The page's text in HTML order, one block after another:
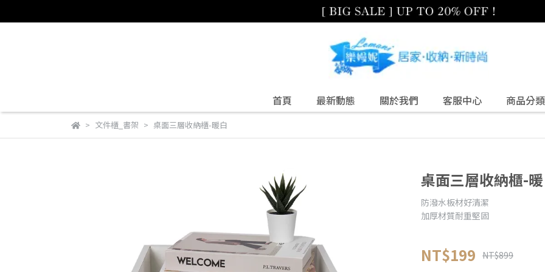
首頁 最新動態 關於我們 客服中心 商品分類
文件櫃_書架 桌面三層收納櫃-暖白
桌面三層收納櫃-
防潑水板材好清潔
加厚材質耐重堅固
NT$199 NT$899